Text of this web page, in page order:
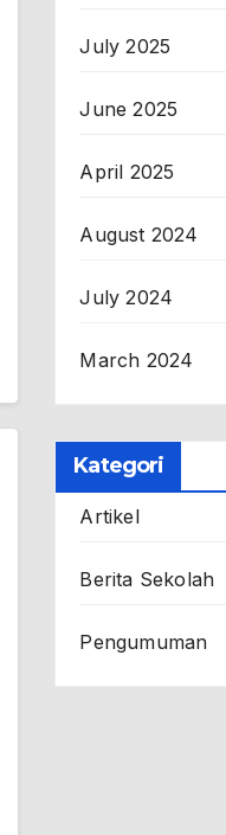
July 2025
June 2025
April 2025
August 2024
July 2024
March 2024
Kategori
Artikel
Berita Sekolah
Pengumuman